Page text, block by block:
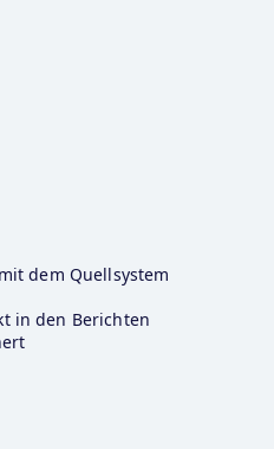
dem Quellsystem
in den Berichten